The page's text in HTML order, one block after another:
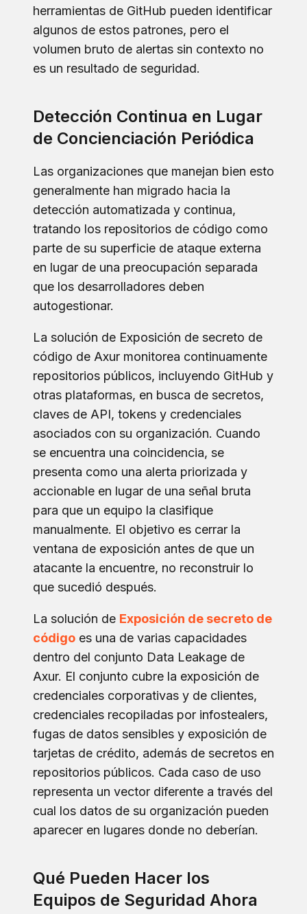
herramientas de GitHub pueden identificar
algunos de estos patrones, pero el
volumen bruto de alertas sin contexto no
es un resultado de seguridad.
Detección Continua en Lugar
de Concienciación Periódica
Las organizaciones que manejan bien esto
generalmente han migrado hacia la
detección automatizada y continua,
tratando los repositorios de código como
parte de su superficie de ataque externa
en lugar de una preocupación separada
que los desarrolladores deben
autogestionar.
La solución de Exposición de secreto de
código de Axur monitorea continuamente
repositorios públicos, incluyendo GitHub y
otras plataformas, en busca de secretos,
claves de API, tokens y credenciales
asociados con su organización. Cuando
se encuentra una coincidencia, se
presenta como una alerta priorizada y
accionable en lugar de una señal bruta
para que un equipo la clasifique
manualmente. El objetivo es cerrar la
ventana de exposición antes de que un
atacante la encuentre, no reconstruir lo
que sucedió después.
La solución de Exposición de secreto de
código es una de varias capacidades
dentro del conjunto Data Leakage de
Axur. El conjunto cubre la exposición de
credenciales corporativas y de clientes,
credenciales recopiladas por infostealers,
fugas de datos sensibles y exposición de
tarjetas de crédito, además de secretos en
repositorios públicos. Cada caso de uso
representa un vector diferente a través del
cual los datos de su organización pueden
aparecer en lugares donde no deberían.
Qué Pueden Hacer los
Equipos de Seguridad Ahora